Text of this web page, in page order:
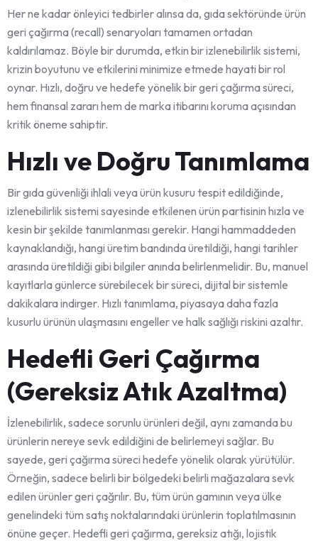
Her ne kadar önleyici tedbirler alınsa da, gıda sektöründe ürün
geri çağırma (recall) senaryoları tamamen ortadan
kaldırılamaz. Böyle bir durumda, etkin bir izlenebilirlik sistemi,
krizin boyutunu ve etkilerini minimize etmede hayati bir rol
oynar. Hızlı, doğru ve hedefe yönelik bir geri çağırma süreci,
hem finansal zararı hem de marka itibarını koruma açısından
kritik öneme sahiptir.
Hızlı ve Doğru Tanımlama
Bir gıda güvenliği ihlali veya ürün kusuru tespit edildiğinde,
izlenebilirlik sistemi sayesinde etkilenen ürün partisinin hızla ve
kesin bir şekilde tanımlanması gerekir. Hangi hammaddeden
kaynaklandığı, hangi üretim bandında üretildiği, hangi tarihler
arasında üretildiği gibi bilgiler anında belirlenmelidir. Bu, manuel
kayıtlarla günlerce sürebilecek bir süreci, dijital bir sistemle
dakikalara indirger. Hızlı tanımlama, piyasaya daha fazla
kusurlu ürünün ulaşmasını engeller ve halk sağlığı riskini azaltır.
Hedefli Geri Çağırma
(Gereksiz Atık Azaltma)
İzlenebilirlik, sadece sorunlu ürünleri değil, aynı zamanda bu
ürünlerin nereye sevk edildiğini de belirlemeyi sağlar. Bu
sayede, geri çağırma süreci hedefe yönelik olarak yürütülür.
Örneğin, sadece belirli bir bölgedeki belirli mağazalara sevk
edilen ürünler geri çağrılır. Bu, tüm ürün gamının veya ülke
genelindeki tüm satış noktalarındaki ürünlerin toplatılmasının
önüne geçer. Hedefli geri çağırma, gereksiz atığı, lojistik